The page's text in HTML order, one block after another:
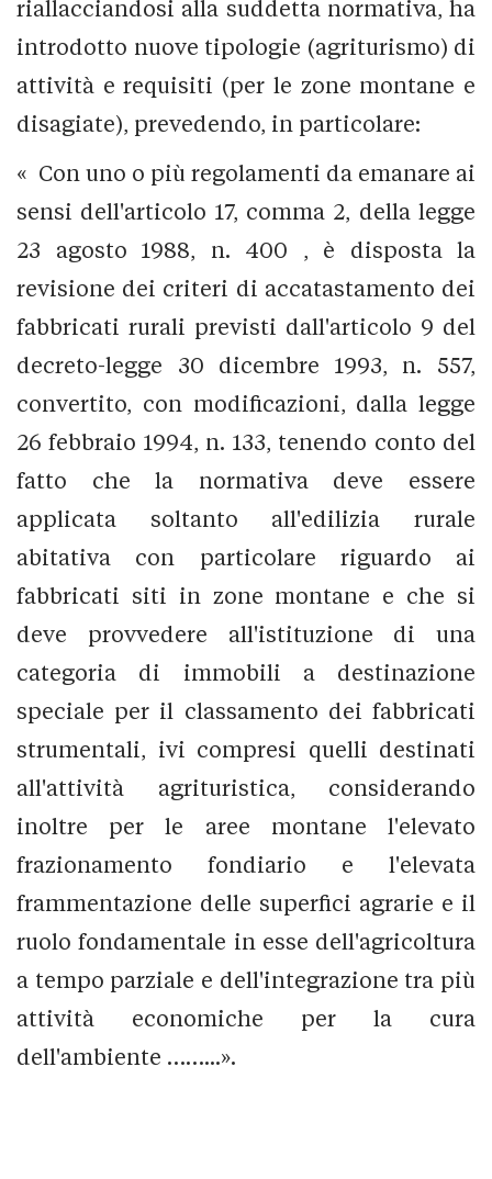
riallacciandosi alla suddetta normativa, ha
introdotto nuove tipologie (agriturismo) di
attività e requisiti (per le zone montane e
disagiate), prevedendo, in particolare:
« Con uno o più regolamenti da emanare ai
sensi dell'articolo 17, comma 2, della legge
23 agosto 1988, n. 400 , è disposta la
revisione dei criteri di accatastamento dei
fabbricati rurali previsti dall'articolo 9 del
decreto-legge 30 dicembre 1993, n. 557,
convertito, con modificazioni, dalla legge
26 febbraio 1994, n. 133, tenendo conto del
fatto che la normativa deve essere
applicata soltanto all'edilizia rurale
abitativa con particolare riguardo ai
fabbricati siti in zone montane e che si
deve provvedere all'istituzione di una
categoria di immobili a destinazione
speciale per il classamento dei fabbricati
strumentali, ivi compresi quelli destinati
all'attività agrituristica, considerando
inoltre per le aree montane l'elevato
frazionamento fondiario e l'elevata
frammentazione delle superfici agrarie e il
ruolo fondamentale in esse dell'agricoltura
a tempo parziale e dell'integrazione tra più
attività economiche per la cura
dell'ambiente ……...».